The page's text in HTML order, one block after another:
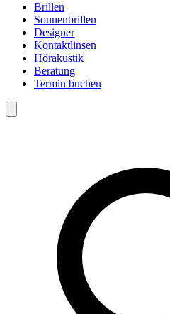
Brillen
Sonnenbrillen
Designer
Kontaktlinsen
Hörakustik
Beratung
Termin buchen